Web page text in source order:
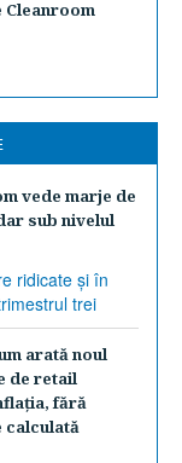
Cleanroom
vede marje de
sub nivelul
arată noul
de retail
fără
calculată